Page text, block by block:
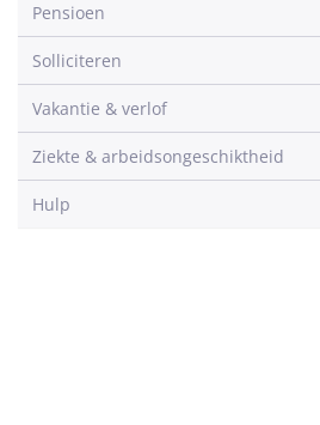
Pensioen
Solliciteren
Vakantie & verlof
Ziekte & arbeidsongeschiktheid
Hulp